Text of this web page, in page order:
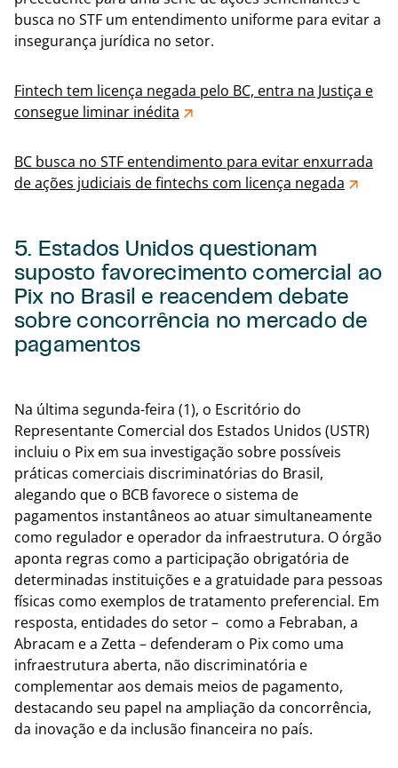
busca no STF um entendimento uniforme para evitar a
insegurança jurídica no setor.
Fintech tem licença negada pelo BC, entra na Justiça e
consegue liminar inédita
BC busca no STF entendimento para evitar enxurrada
de ações judiciais de fintechs com licença negada
5. Estados Unidos questionam
suposto favorecimento comercial ao
Pix no Brasil e reacendem debate
sobre concorrência no mercado de
pagamentos
Na última segunda-feira (1), o Escritório do
Representante Comercial dos Estados Unidos (USTR)
incluiu o Pix em sua investigação sobre possíveis
práticas comerciais discriminatórias do Brasil,
alegando que o BCB favorece o sistema de
pagamentos instantâneos ao atuar simultaneamente
como regulador e operador da infraestrutura. O órgão
aponta regras como a participação obrigatória de
determinadas instituições e a gratuidade para pessoas
físicas como exemplos de tratamento preferencial. Em
resposta, entidades do setor – como a Febraban, a
Abracam e a Zetta – defenderam o Pix como uma
infraestrutura aberta, não discriminatória e
complementar aos demais meios de pagamento,
destacando seu papel na ampliação da concorrência,
da inovação e da inclusão financeira no país.